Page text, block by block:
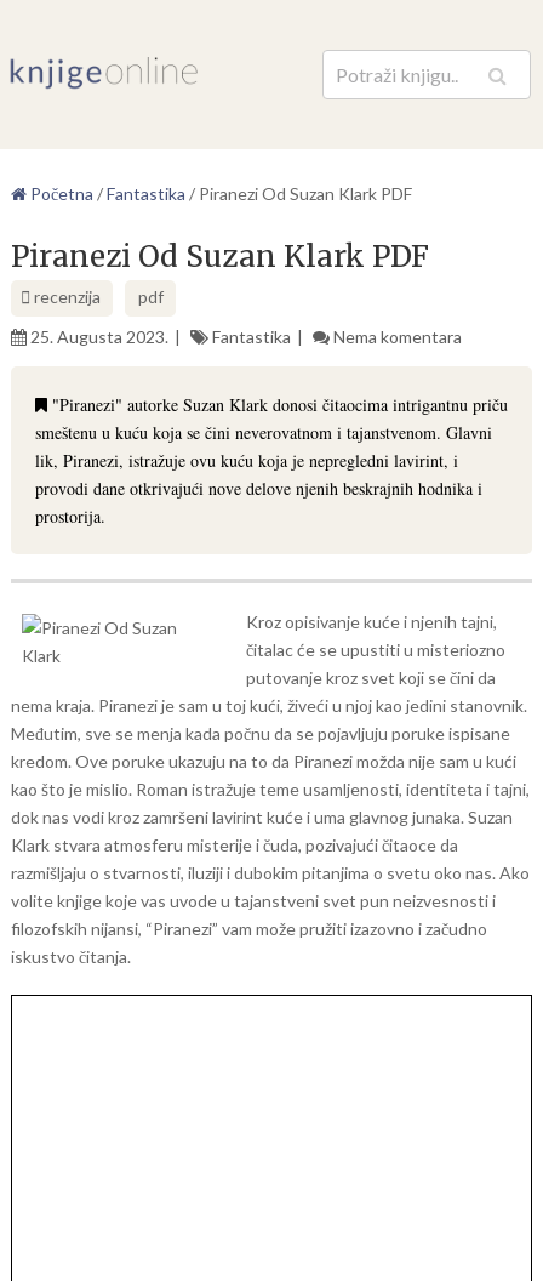
Pretraga
Početna /Fantastika / Piranezi Od Suzan Klark PDF
Piranezi Od Suzan Klark PDF
recenzija
pdf
25. Augusta 2023.
Fantastika Nema komentara
"Piranezi" autorke Suzan Klark donosi čitaocima intrigantnu priču
smeštenu u kuću koja se čini neverovatnom i tajanstvenom. Glavni
lik, Piranezi, istražuje ovu kuću koja je nepregledni lavirint, i
provodi dane otkrivajući nove delove njenih beskrajnih hodnika i
prostorija.
Kroz opisivanje kuće i njenih tajni,
čitalac će se upustiti u misteriozno
putovanje kroz svet koji se čini da
nema kraja. Piranezi je sam u toj kući, živeći u njoj kao jedini stanovnik.
Međutim, sve se menja kada počnu da se pojavljuju poruke ispisane
kredom. Ove poruke ukazuju na to da Piranezi možda nije sam u kući
kao što je mislio. Roman istražuje teme usamljenosti, identiteta i tajni,
dok nas vodi kroz zamršeni lavirint kuće i uma glavnog junaka. Suzan
Klark stvara atmosferu misterije i čuda, pozivajući čitaoce da
razmišljaju o stvarnosti, iluziji i dubokim pitanjima o svetu oko nas. Ako
volite knjige koje vas uvode u tajanstveni svet pun neizvesnosti i
filozofskih nijansi, “Piranezi” vam može pružiti izazovno i začudno
iskustvo čitanja.